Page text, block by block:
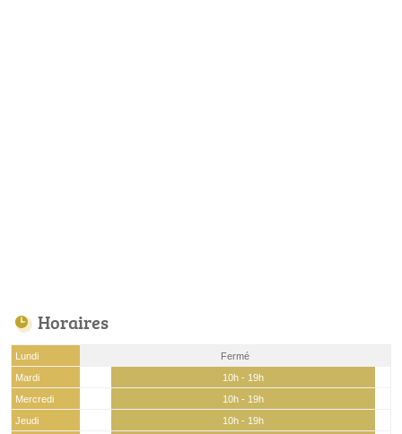
Horaires
Lundi
Fermé
Mardi
10h - 19h
Mercredi
10h - 19h
Jeudi
10h - 19h